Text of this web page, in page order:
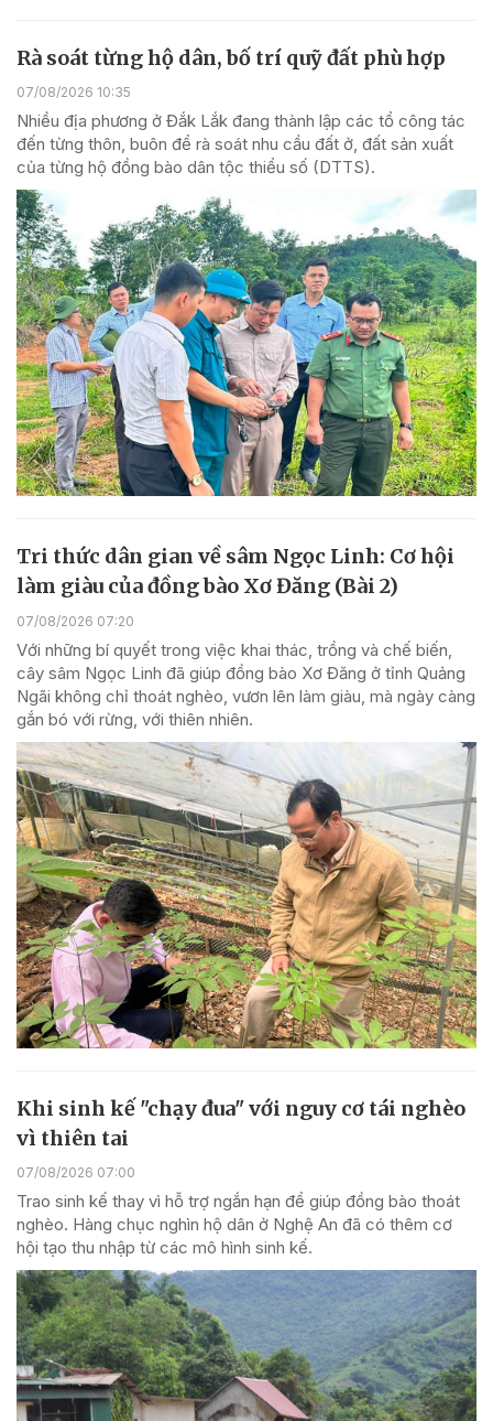
Rà soát từng hộ dân, bố trí quỹ đất phù hợp
07/08/2026 10:35
Nhiều địa phương ở Đắk Lắk đang thành lập các tổ công tác
đến từng thôn, buôn để rà soát nhu cầu đất ở, đất sản xuất
của từng hộ đồng bào dân tộc thiểu số (DTTS).
Tri thức dân gian về sâm Ngọc Linh: Cơ hội
làm giàu của đồng bào Xơ Đăng (Bài 2)
07/08/2026 07:20
Với những bí quyết trong việc khai thác, trồng và chế biến,
cây sâm Ngọc Linh đã giúp đồng bào Xơ Đăng ở tỉnh Quảng
Ngãi không chỉ thoát nghèo, vươn lên làm giàu, mà ngày càng
gắn bó với rừng, với thiên nhiên.
Khi sinh kế "chạy đua" với nguy cơ tái nghèo
vì thiên tai
07/08/2026 07:00
Trao sinh kế thay vì hỗ trợ ngắn hạn để giúp đồng bào thoát
nghèo. Hàng chục nghìn hộ dân ở Nghệ An đã có thêm cơ
hội tạo thu nhập từ các mô hình sinh kế.